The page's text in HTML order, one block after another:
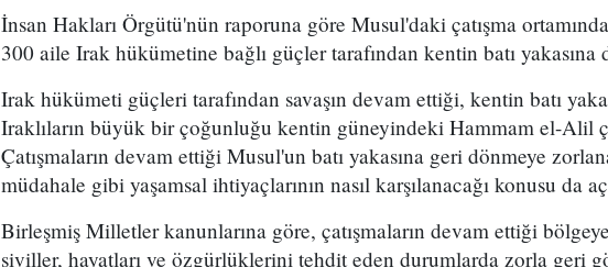
İnsan Hakları Örgütü'nün raporuna göre Musul'daki çatışma
300 aile Irak hükümetine bağlı güçler tarafından kentin batı
Irak hükümeti güçleri tarafından savaşın devam ettiği, kentin batı
Iraklıların büyük bir çoğunluğu kentin güneyindeki Hammam el-Alil
Çatışmaların devam ettiği Musul'un batı yakasına geri dönmeye
müdahale gibi yaşamsal ihtiyaçlarının nasıl karşılanacağı konusu da
Birleşmiş Milletler kanunlarına göre, çatışmaların devam ettiği
siviller, hayatları ve özgürlüklerini tehdit eden durumlarda zorla geri